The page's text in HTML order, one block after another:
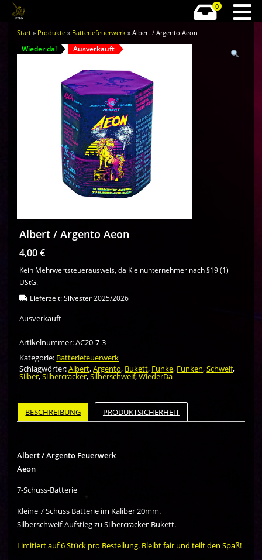
0
Start » Produkte » Batteriefeuerwerk » Albert / Argento Aeon
Wieder da! Ausverkauft
Albert / Argento Aeon
4,00€
Kein Mehrwertsteuerausweis, da Kleinunternehmer nach §19 (1)
UStG.
Lieferzeit:Silvester 2025/2026
Ausverkauft
Artikelnummer:AC20-7-3
Kategorie: Batteriefeuerwerk
Schlagwörter:Albert,Argento, Bukett, Funke, Funken,Schweif,
Silber,Silbercracker,Silberschweif,WiederDa
BESCHREIBUNG PRODUKTSICHERHEIT
Albert / Argento Feuerwerk
Aeon
7-Schuss-Batterie
Kleine 7 Schuss Batterie im Kaliber 20mm.
Silberschweif-Aufstieg zu Silbercracker-Bukett.
Limitiert auf 6 Stück pro Bestellung. Bleibt fair und teilt den Spaß!